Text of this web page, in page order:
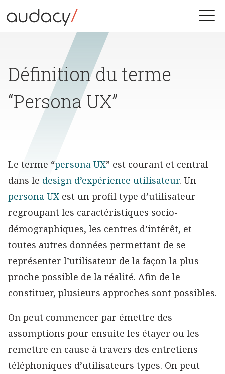
to
content
Toggle
Définition du terme
“Persona UX”
Le terme “persona UX” est courant et central
dans le design d’expérience utilisateur. Un
persona UX est un profil type d’utilisateur
regroupant les caractéristiques socio-
démographiques, les centres d’intérêt, et
toutes autres données permettant de se
représenter l’utilisateur de la façon la plus
proche possible de la réalité. Afin de le
constituer, plusieurs approches sont possibles.
On peut commencer par émettre des
assomptions pour ensuite les étayer ou les
remettre en cause à travers des entretiens
téléphoniques d’utilisateurs types. On peut